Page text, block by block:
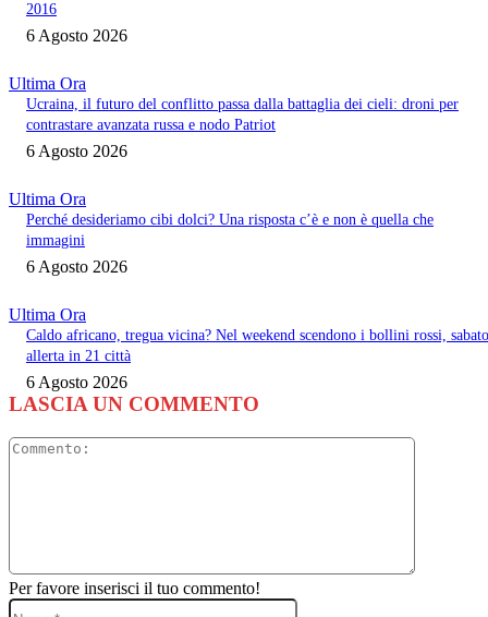
2016
6 Agosto 2026
Ultima Ora
Ucraina, il futuro del conflitto passa dalla battaglia dei cieli: droni per
contrastare avanzata russa e nodo Patriot
6 Agosto 2026
Ultima Ora
Perché desideriamo cibi dolci? Una risposta c’è e non è quella che
immagini
6 Agosto 2026
Ultima Ora
Caldo africano, tregua vicina? Nel weekend scendono i bollini rossi, sabato
allerta in 21 città
6 Agosto 2026
LASCIA UN COMMENTO
Per favore inserisci il tuo commento!
Nome:*